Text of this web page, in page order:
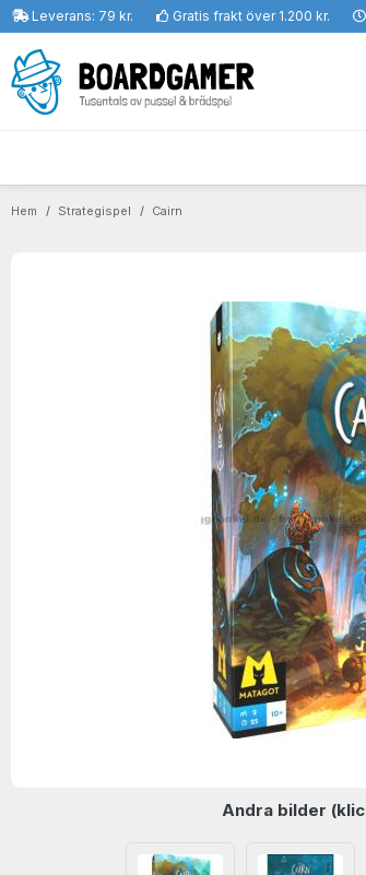
Leverans: 79 kr. Gratis frakt över 1.200 kr.
Hem Strategispel Cairn
Andra bilder